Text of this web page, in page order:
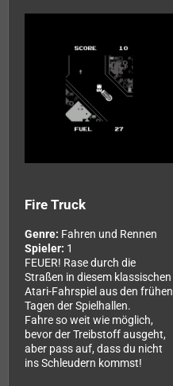
Fire Truck
Genre: Fahren und Rennen
Spieler: 1
FEUER! Rase durch die
Straßen in diesem klassischen
Atari-Fahrspiel aus den frühen
Tagen der Spielhallen.
Fahre so weit wie möglich,
bevor der Treibstoff ausgeht,
aber pass auf, dass du nicht
ins Schleudern kommst!